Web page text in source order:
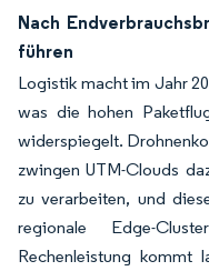
Nach
führen
Logistik macht im Jahr
was die hohen
widerspiegelt.
zwingen UTM-Clouds
zu verarbeiten, und
regionale Edge-
Rechenleistung kommt